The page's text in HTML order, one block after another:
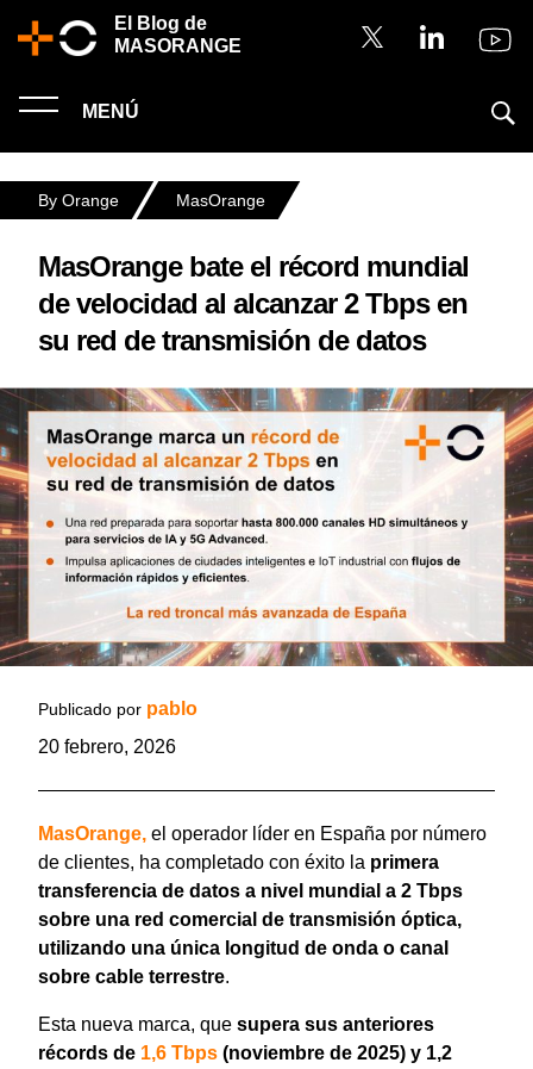
El Blog de
MASORANGE
MENÚ
By Orange MasOrange
MasOrange bate el récord mundial
de velocidad al alcanzar 2 Tbps en
su red de transmisión de datos
Publicado por pablo
20 febrero, 2026
MasOrange, el operador líder en España por número
de clientes, ha completado con éxito la primera
transferencia de datos a nivel mundial a 2 Tbps
sobre una red comercial de transmisión óptica,
utilizando una única longitud de onda o canal
sobre cable terrestre.
Esta nueva marca, que supera sus anteriores
récords de 1,6 Tbps (noviembre de 2025) y 1,2